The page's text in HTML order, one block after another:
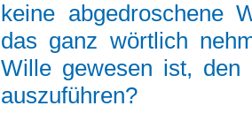
keine abgedroschene
das ganz wörtlich
Wille gewesen ist, den
auszuführen?